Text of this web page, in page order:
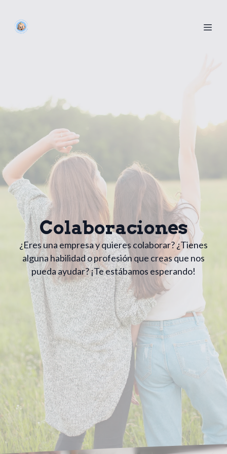
Colaboraciones
¿Eres una empresa y quieres colaborar? ¿Tienes
alguna habilidad o profesión que creas que nos
pueda ayudar? ¡Te estábamos esperando!